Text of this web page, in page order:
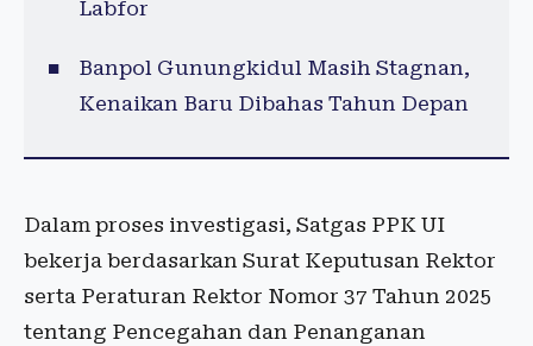
Labfor
Banpol Gunungkidul Masih Stagnan,
Kenaikan Baru Dibahas Tahun Depan
Dalam proses investigasi, Satgas PPK UI
bekerja berdasarkan Surat Keputusan Rektor
serta Peraturan Rektor Nomor 37 Tahun 2025
tentang Pencegahan dan Penanganan